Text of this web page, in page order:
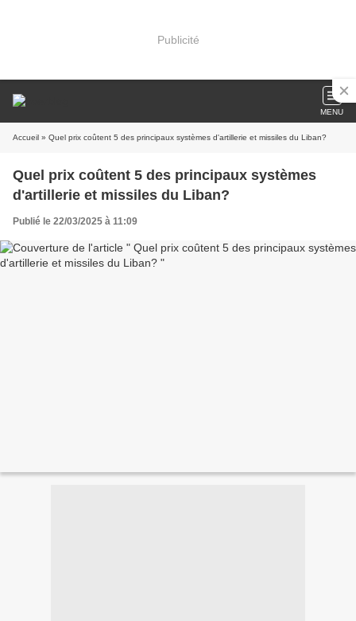
Publicité
MENU
Accueil » Quel prix coûtent 5 des principaux systèmes d'artillerie et missiles du Liban?
Quel prix coûtent 5 des principaux systèmes
d'artillerie et missiles du Liban?
Publié le 22/03/2025 à 11:09